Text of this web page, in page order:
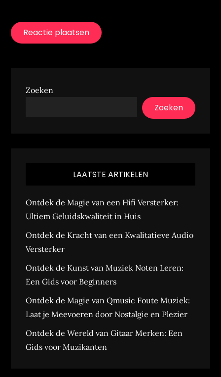
Zoeken
Zoeken
LAATSTE ARTIKELEN
Ontdek de Magie van een Hifi Versterker:
Ultiem Geluidskwaliteit in Huis
Ontdek de Kracht van een Kwalitatieve Audio
Versterker
Ontdek de Kunst van Muziek Noten Leren:
Een Gids voor Beginners
Ontdek de Magie van Qmusic Foute Muziek:
Laat je Meevoeren door Nostalgie en Plezier
Ontdek de Wereld van Gitaar Merken: Een
Gids voor Muzikanten